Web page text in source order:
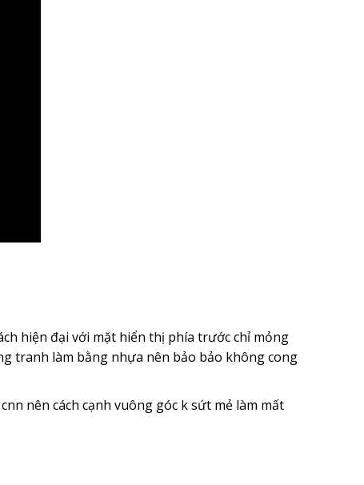
hiện đại với mặt hiển thị phía trước chỉ mỏng
tranh làm bằng nhựa nên bảo bảo không cong
nên cách cạnh vuông góc k sứt mẻ làm mất